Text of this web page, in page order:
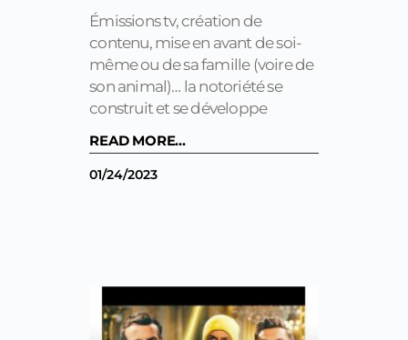
Émissions tv, création de
contenu, mise en avant de soi-
même ou de sa famille (voire de
son animal)… la notoriété se
construit et se développe
READ MORE...
01/24/2023